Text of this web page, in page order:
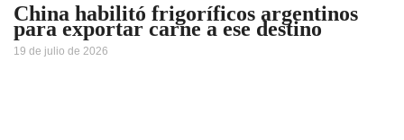
China habilitó frigoríficos argentinos
para exportar carne a ese destino
19 de julio de 2026